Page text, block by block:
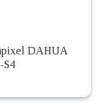
DAHUA